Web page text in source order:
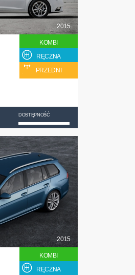
2015
KOMBI
RĘCZNA
PRZEDNI
DOSTĘPNOŚĆ
2015
KOMBI
RĘCZNA